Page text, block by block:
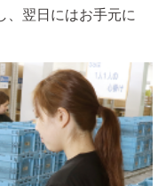
、翌日にはお手元に